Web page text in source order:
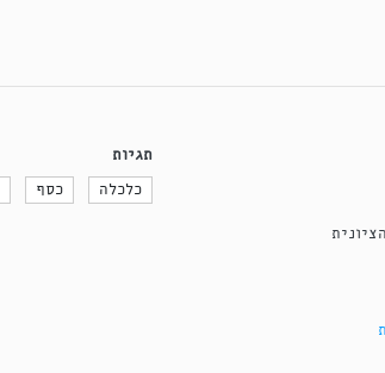
תגיות
כלכלה כסף